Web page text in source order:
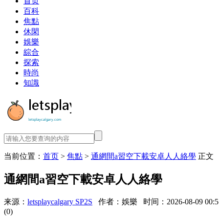
百科
焦點
休閑
娛樂
綜合
探索
時尚
知識
当前位置： 首页 > 焦點 > 通網間a習空下載安卓人人絡學 正文
通網間a習空下載安卓人人絡學
来源： letsplaycalgary SP2S 作者：娛樂
时间：2026-08-09
(0)